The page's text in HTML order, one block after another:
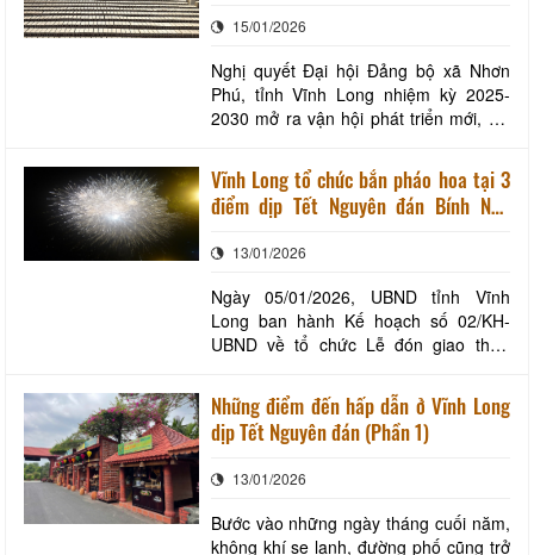
tập quán khác
15/01/2026
Nghị quyết Đại hội Đảng bộ xã Nhơn
Phú, tỉnh Vĩnh Long nhiệm kỳ 2025-
2030 mở ra vận hội phát triển mới, với
hành động huy động nguồn lực đầu tư
kết cấu hạ tầng. Trên nền tảng đó, địa
phương xác định phát triển du lịch gắn
hướn
Vĩnh Long tổ chức bắn pháo hoa tại 3
điểm dịp Tết Nguyên đán Bính Ngọ
13/01/2026
Ngày 05/01/2026, UBND tỉnh Vĩnh
Long ban hành Kế hoạch số 02/KH-
UBND về tổ chức Lễ đón giao thừa
năm 2026. Theo Kế hoạch, tỉnh Vĩnh
Long tổ chức Lễ đón giao thừa mừng
Đảng, mừng Xuân Bính Ngọ vào ngày
tại 03 địa điểm (Quảng trường p
Những điểm đến hấp dẫn ở Vĩnh Long
dịp Tết Nguyên đán (Phần 1)
13/01/2026
Bước vào những ngày tháng cuối năm,
không khí se lạnh, đường phố cũng trở